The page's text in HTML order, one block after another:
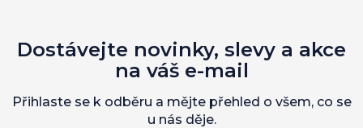
Dostávejte novinky, slevy a akce
na váš e-mail
Přihlaste se k odběru a mějte přehled o všem, co se
u nás děje.